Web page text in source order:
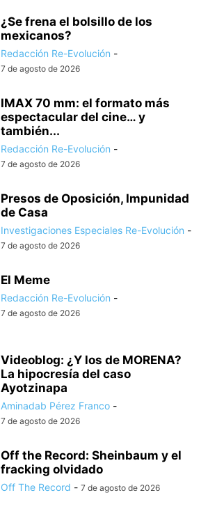
¿Se frena el bolsillo de los
mexicanos?
Redacción Re-Evolución -
7 de agosto de 2026
IMAX 70 mm: el formato más
espectacular del cine… y
también...
Redacción Re-Evolución -
7 de agosto de 2026
Presos de Oposición, Impunidad
de Casa
Investigaciones Especiales Re-Evolución -
7 de agosto de 2026
El Meme
Redacción Re-Evolución -
7 de agosto de 2026
Videoblog: ¿Y los de MORENA?
La hipocresía del caso
Ayotzinapa
Aminadab Pérez Franco -
7 de agosto de 2026
Off the Record: Sheinbaum y el
fracking olvidado
Off The Record - 7 de agosto de 2026